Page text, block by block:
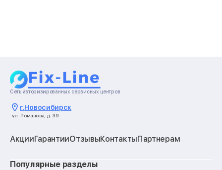
Сеть авторизированных сервисных центров
г.Новосибирск
ул. Романова, д. 39
АкцииГарантииОтзывыКонтактыПартнерам
Популярные разделы